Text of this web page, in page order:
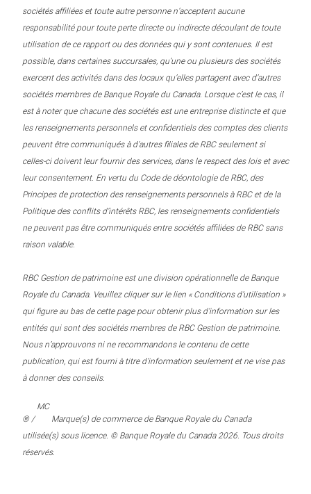
sociétés affiliées et toute autre personne n’acceptent aucune
responsabilité pour toute perte directe ou indirecte découlant de toute
utilisation de ce rapport ou des données qui y sont contenues. Il est
possible, dans certaines succursales, qu’une ou plusieurs des sociétés
exercent des activités dans des locaux qu’elles partagent avec d’autres
sociétés membres de Banque Royale du Canada. Lorsque c’est le cas, il
est à noter que chacune des sociétés est une entreprise distincte et que
les renseignements personnels et confidentiels des comptes des clients
peuvent être communiqués à d’autres filiales de RBC seulement si
celles-ci doivent leur fournir des services, dans le respect des lois et avec
leur consentement. En vertu du Code de déontologie de RBC, des
Principes de protection des renseignements personnels à RBC et de la
Politique des conflits d’intérêts RBC, les renseignements confidentiels
ne peuvent pas être communiqués entre sociétés affiliées de RBC sans
raison valable.
RBC Gestion de patrimoine est une division opérationnelle de Banque
Royale du Canada. Veuillez cliquer sur le lien « Conditions d’utilisation »
qui figure au bas de cette page pour obtenir plus d’information sur les
entités qui sont des sociétés membres de RBC Gestion de patrimoine.
Nous n’approuvons ni ne recommandons le contenu de cette
publication, qui est fourni à titre d’information seulement et ne vise pas
à donner des conseils.
® /
MC
Marque(s) de commerce de Banque Royale du Canada
utilisée(s) sous licence. © Banque Royale du Canada 2026. Tous droits
réservés.